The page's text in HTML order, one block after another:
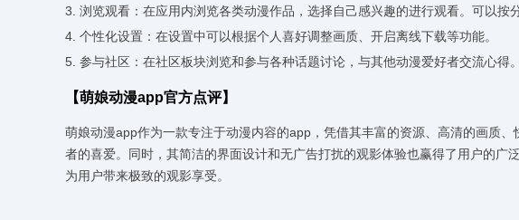
3. 浏览观看：在应用内浏览各类动漫作品，选择自己感兴趣的进行观看。可以按
4. 个性化设置：在设置中可以根据个人喜好调整画质、开启离线下载等功能。
5. 参与社区：在社区板块浏览和参与各种话题讨论，与其他动漫爱好者交流心得。
【萌娘动漫app官方点评】
萌娘动漫app作为一款专注于动漫内容的app，凭借其丰富的资源、高清的画质
者的喜爱。同时，其简洁的界面设计和无广告打扰的观影体验也赢得了用户的广
为用户带来极致的观影享受。